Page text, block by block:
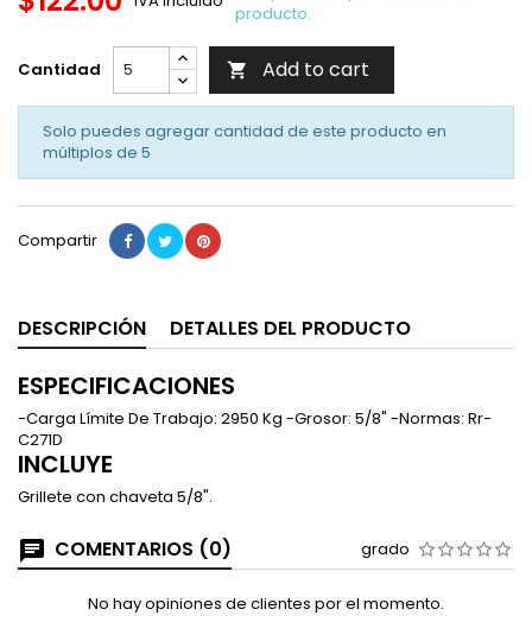
producto.
Cantidad  Add to cart
Solo puedes agregar cantidad de este producto en
múltiplos de 5
Compartir
DESCRIPCIÓN DETALLES DEL PRODUCTO
ESPECIFICACIONES
-Carga Límite De Trabajo: 2950 Kg -Grosor: 5/8" -Normas: Rr-
C271D
INCLUYE
Grillete con chaveta 5/8".
COMENTARIOS (0) grado
No hay opiniones de clientes por el momento.